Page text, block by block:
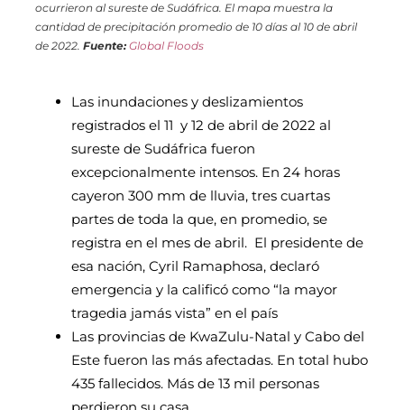
ocurrieron al sureste de Sudáfrica. El mapa muestra la
cantidad de precipitación promedio de 10 días al 10 de abril
de 2022. Fuente: Global Floods
Las inundaciones y deslizamientos
registrados el 11 y 12 de abril de 2022 al
sureste de Sudáfrica fueron
excepcionalmente intensos. En 24 horas
cayeron 300 mm de lluvia, tres cuartas
partes de toda la que, en promedio, se
registra en el mes de abril. El presidente de
esa nación, Cyril Ramaphosa, declaró
emergencia y la calificó como “la mayor
tragedia jamás vista” en el país
Las provincias de KwaZulu-Natal y Cabo del
Este fueron las más afectadas. En total hubo
435 fallecidos. Más de 13 mil personas